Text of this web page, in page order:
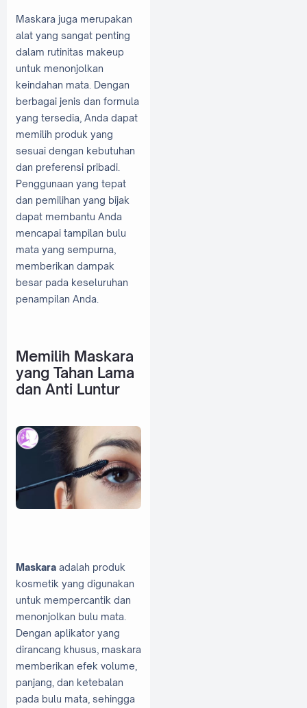
Maskara juga merupakan
alat yang sangat penting
dalam rutinitas makeup
untuk menonjolkan
keindahan mata. Dengan
berbagai jenis dan formula
yang tersedia, Anda dapat
memilih produk yang
sesuai dengan kebutuhan
dan preferensi pribadi.
Penggunaan yang tepat
dan pemilihan yang bijak
dapat membantu Anda
mencapai tampilan bulu
mata yang sempurna,
memberikan dampak
besar pada keseluruhan
penampilan Anda.
Memilih Maskara
yang Tahan Lama
dan Anti Luntur
Maskara adalah produk
kosmetik yang digunakan
untuk mempercantik dan
menonjolkan bulu mata.
Dengan aplikator yang
dirancang khusus, maskara
memberikan efek volume,
panjang, dan ketebalan
pada bulu mata, sehingga